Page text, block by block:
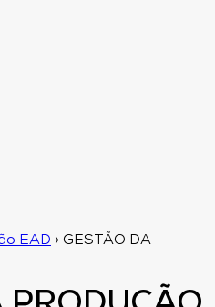
EAD › GESTÃO DA